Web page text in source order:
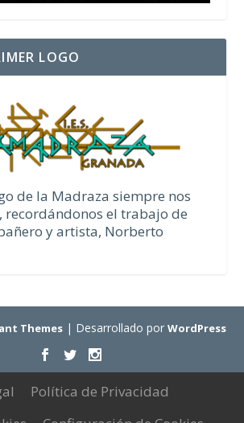
LOGO
de la Madraza siempre nos
recordándonos el trabajo de
y artista, Norberto
Themes| Desarrollado por WordPress
Política de Privacidad